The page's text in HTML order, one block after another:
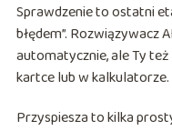
Sprawdzenie to ostatni
błędem”.
automatycznie, ale Ty
kartce lub w kalkulatorze.
Przyspiesza to kilka